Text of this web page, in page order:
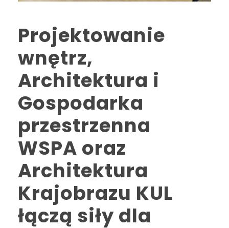
Projektowanie
wnętrz,
Architektura i
Gospodarka
przestrzenna
WSPA oraz
Architektura
Krajobrazu KUL
łączą siły dla